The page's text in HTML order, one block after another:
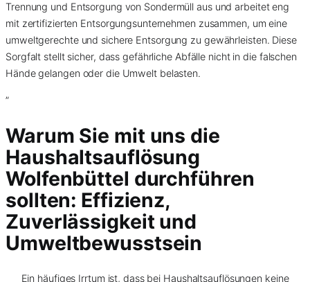
Trennung und Entsorgung von Sondermüll aus und arbeitet eng
mit zertifizierten Entsorgungsunternehmen zusammen, um eine
umweltgerechte und sichere Entsorgung zu gewährleisten. Diese
Sorgfalt stellt sicher, dass gefährliche Abfälle nicht in die falschen
Hände gelangen oder die Umwelt belasten.
”
Warum Sie mit uns die
Haushaltsauflösung
Wolfenbüttel durchführen
sollten: Effizienz,
Zuverlässigkeit und
Umweltbewusstsein
Ein häufiges Irrtum ist, dass bei Haushaltsauflösungen keine